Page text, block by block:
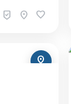
beenhere location_on favorite
pin_drop